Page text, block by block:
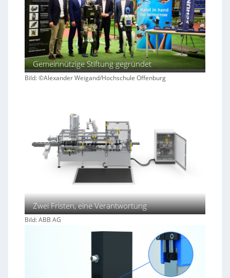
Gemeinnützige Stiftung gegründet
Bild: ©Alexander Weigand/Hochschule Offenburg
Zwei Fristen, eine Verantwortung
Bild: ABB AG